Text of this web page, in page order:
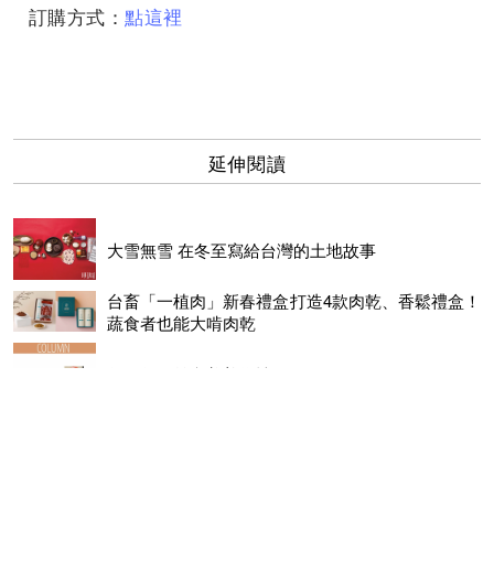
訂購方式：點這裡
延伸閱讀
大雪無雪 在冬至寫給台灣的土地故事
台畜「一植肉」新春禮盒打造4款肉乾、香鬆禮盒！
蔬食者也能大啃肉乾
年不年？羊意美善為禱